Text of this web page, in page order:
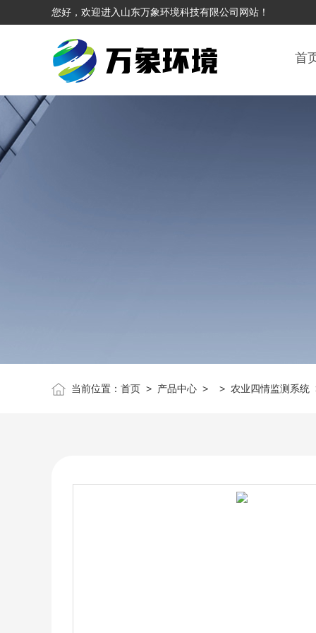
您好，欢迎进入山东万象环境科技有限公司网站！
首
当前位置： 首页> 产品中心> > 农业四情监测系统